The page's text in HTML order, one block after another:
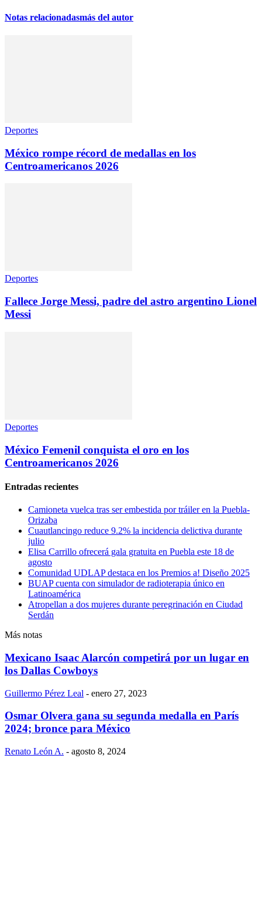
Notas relacionadasmás del autor
Deportes
México rompe récord de medallas en los
Centroamericanos 2026
Deportes
Fallece Jorge Messi, padre del astro argentino Lionel
Messi
Deportes
México Femenil conquista el oro en los
Centroamericanos 2026
Entradas recientes
Camioneta vuelca tras ser embestida por tráiler en la Puebla-
Orizaba
Cuautlancingo reduce 9.2% la incidencia delictiva durante
julio
Elisa Carrillo ofrecerá gala gratuita en Puebla este 18 de
agosto
Comunidad UDLAP destaca en los Premios a! Diseño 2025
BUAP cuenta con simulador de radioterapia único en
Latinoamérica
Atropellan a dos mujeres durante peregrinación en Ciudad
Serdán
Más notas
Mexicano Isaac Alarcón competirá por un lugar en
los Dallas Cowboys
Guillermo Pérez Leal - enero 27, 2023
Osmar Olvera gana su segunda medalla en París
2024; bronce para México
Renato León A. - agosto 8, 2024